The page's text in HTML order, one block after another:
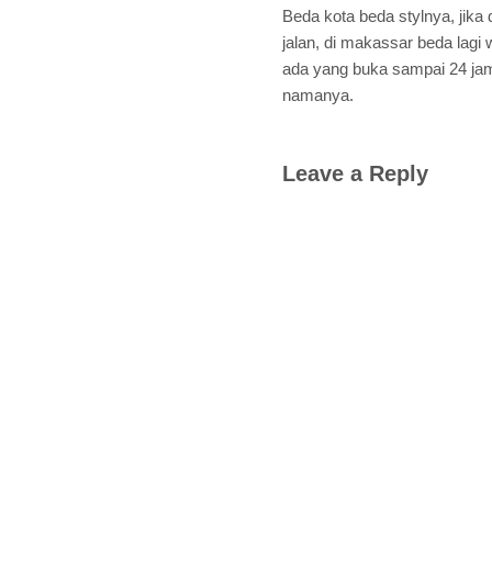
Beda kota beda stylnya, jika
jalan, di makassar beda lagi
ada yang buka sampai 24
namanya.
Leave a Reply